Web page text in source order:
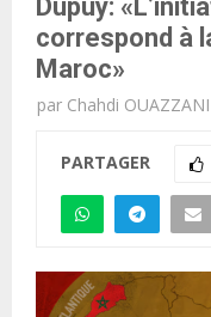
Dupuy:
correspond à
Maroc»
par Chahdi OUAZZANI
PARTAGER